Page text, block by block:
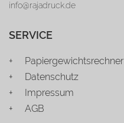
info@rajadruck.de
SERVICE
Papiergewichtsrechner
Datenschutz
Impressum
AGB